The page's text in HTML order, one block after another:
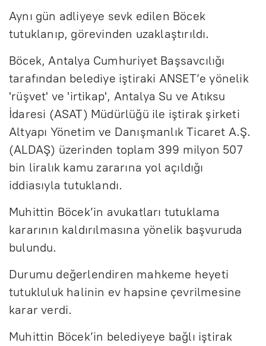
Aynı gün adliyeye sevk edilen Böcek
tutuklanıp, görevinden uzaklaştırıldı.
Böcek, Antalya Cumhuriyet Başsavcılığı
tarafından belediye iştiraki ANSET’e yönelik
'rüşvet' ve 'irtikap', Antalya Su ve Atıksu
İdaresi (ASAT) Müdürlüğü ile iştirak şirketi
Altyapı Yönetim ve Danışmanlık Ticaret A.Ş.
(ALDAŞ) üzerinden toplam 399 milyon 507
bin liralık kamu zararına yol açıldığı
iddiasıyla tutuklandı.
Muhittin Böcek’in avukatları tutuklama
kararının kaldırılmasına yönelik başvuruda
bulundu.
Durumu değerlendiren mahkeme heyeti
tutukluluk halinin ev hapsine çevrilmesine
karar verdi.
Muhittin Böcek’in belediyeye bağlı iştirak